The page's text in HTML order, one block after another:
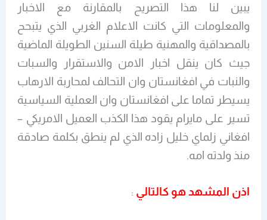
يبين لنا هذا التصريح بالمقارنة مع الاخبار
والمعلومات التي كانت الاعلام الغربي الذي يتبحح
بالمصداقية والمهنية طيلة السنين الطويلة الماضية
جيث كان ينقل اخبار الامن والاستقرار والسبات
والنبات في افغانستان وان التحالف لمحاربة الارهاب
يسيطر تماما على افغانستان وان العملية السياسية
تسير على مايرام يقود هذا الكذب العميل الامريكي –
افغاني زلماي خليل زاده الذي لم ينطق بكلمة صادقة
منذ ولدته امه.
اذن المشهد هو كالتالي :